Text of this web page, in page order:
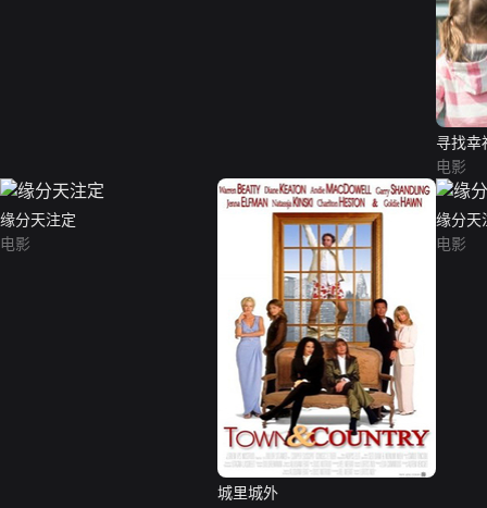
寻找幸
电影
缘分天注定
电影
城里城外
缘分天
电影